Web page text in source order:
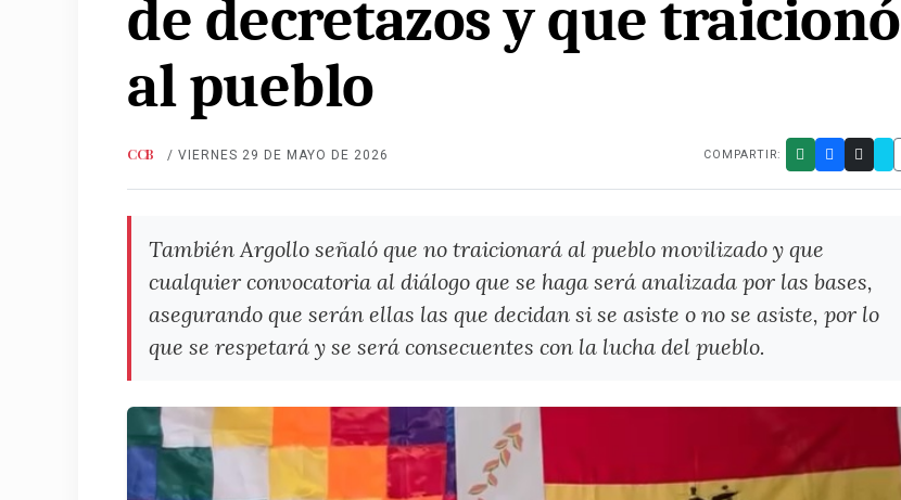
de decretazos y que traicionó
al pueblo
CCB / VIERNES 29 DE MAYO DE 2026 COMPARTIR:
También Argollo señaló que no traicionará al pueblo movilizado y que
cualquier convocatoria al diálogo que se haga será analizada por las bases,
asegurando que serán ellas las que decidan si se asiste o no se asiste, por lo
que se respetará y se será consecuentes con la lucha del pueblo.